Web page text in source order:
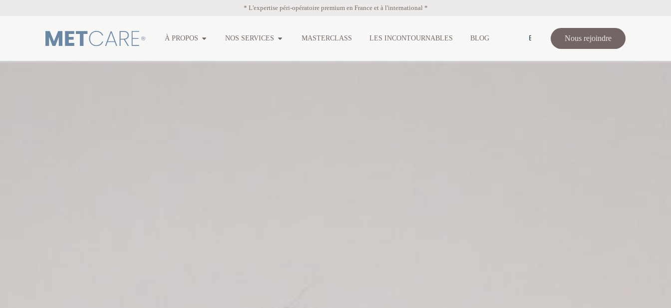
* L'expertise péri-opératoire premium en France et à l'international *
À PROPOS NOS SERVICES MASTERCLASS LES INCONTOURNABLES BLOG Nous rejoindre